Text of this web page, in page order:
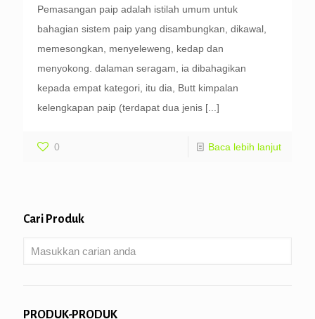
Pemasangan paip adalah istilah umum untuk
bahagian sistem paip yang disambungkan, dikawal,
memesongkan, menyeleweng, kedap dan
menyokong. dalaman seragam, ia dibahagikan
kepada empat kategori, itu dia, Butt kimpalan
kelengkapan paip (terdapat dua jenis [...]
0 Baca lebih lanjut
Cari Produk
PRODUK-PRODUK